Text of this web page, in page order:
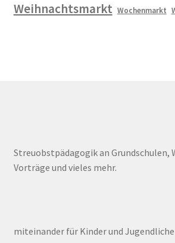
Weihnachtsmarkt Wochenmarkt
Streuobstpädagogik an Grundschulen,
Vorträge und vieles mehr.
miteinander für Kinder und Jugendliche